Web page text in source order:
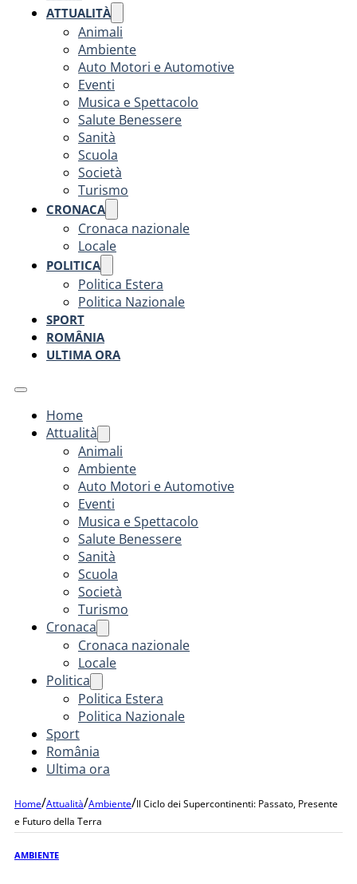
ATTUALITÀ
Animali
Ambiente
Auto Motori e Automotive
Eventi
Musica e Spettacolo
Salute Benessere
Sanità
Scuola
Società
Turismo
CRONACA
Cronaca nazionale
Locale
POLITICA
Politica Estera
Politica Nazionale
SPORT
ROMÂNIA
ULTIMA ORA
Home
Attualità
Animali
Ambiente
Auto Motori e Automotive
Eventi
Musica e Spettacolo
Salute Benessere
Sanità
Scuola
Società
Turismo
Cronaca
Cronaca nazionale
Locale
Politica
Politica Estera
Politica Nazionale
Sport
România
Ultima ora
Home/Attualità/Ambiente/Il Ciclo dei Supercontinenti: Passato, Presente
e Futuro della Terra
AMBIENTE